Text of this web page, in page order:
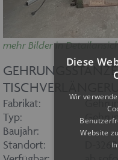
mehr Bilder in
Fabrikat:
Typ:
Baujahr:
Standort:
D-
Diese
Wir
Website